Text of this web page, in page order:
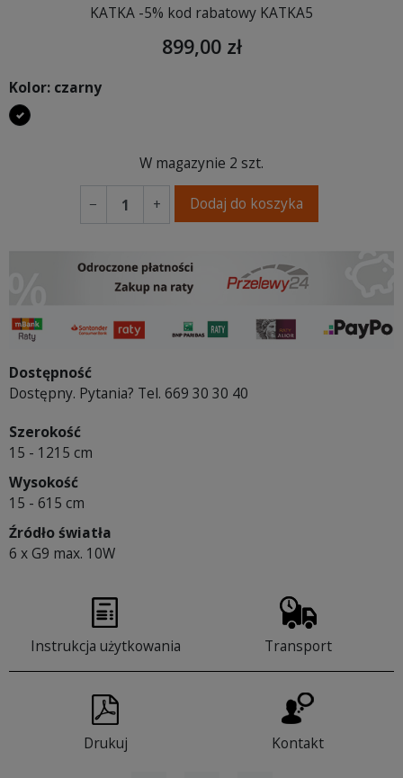
KATKA -5% kod rabatowy KATKA5
899,00 zł
Kolor: czarny
czarny
W magazynie 2 szt.
− + Dodaj do koszyka
Dostępność
Dostępny. Pytania? Tel. 669 30 30 40
Szerokość
15 - 1215 cm
Wysokość
15 - 615 cm
Źródło światła
6 x G9 max. 10W
Instrukcja użytkowania Transport
Drukuj Kontakt